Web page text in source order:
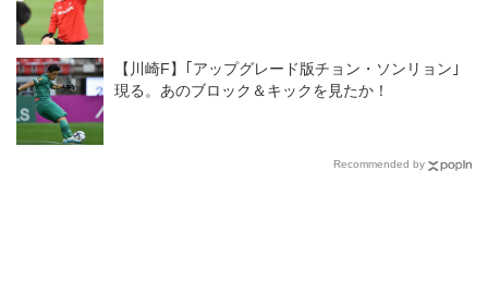
【川崎F】｢アップグレード版チョン・ソンリョン｣
現る。あのブロック＆キックを見たか！
Recommended by